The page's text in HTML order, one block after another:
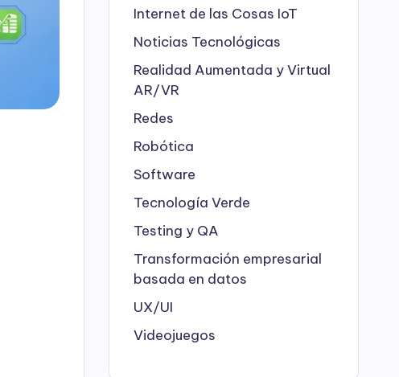
Internet de las Cosas IoT
Noticias Tecnológicas
Realidad Aumentada y Virtual
AR/VR
Redes
Robótica
Software
Tecnología Verde
Testing y QA
Transformación empresarial
basada en datos
UX/UI
Videojuegos